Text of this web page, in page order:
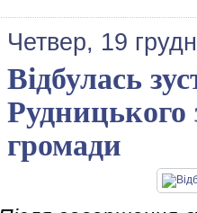
Четвер, 19
Відбулась
громади